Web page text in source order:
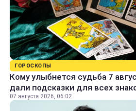
ГОРОСКОПЫ
Кому улыбнется судьба 7
дали подсказки для всех
07 августа 2026, 06:02